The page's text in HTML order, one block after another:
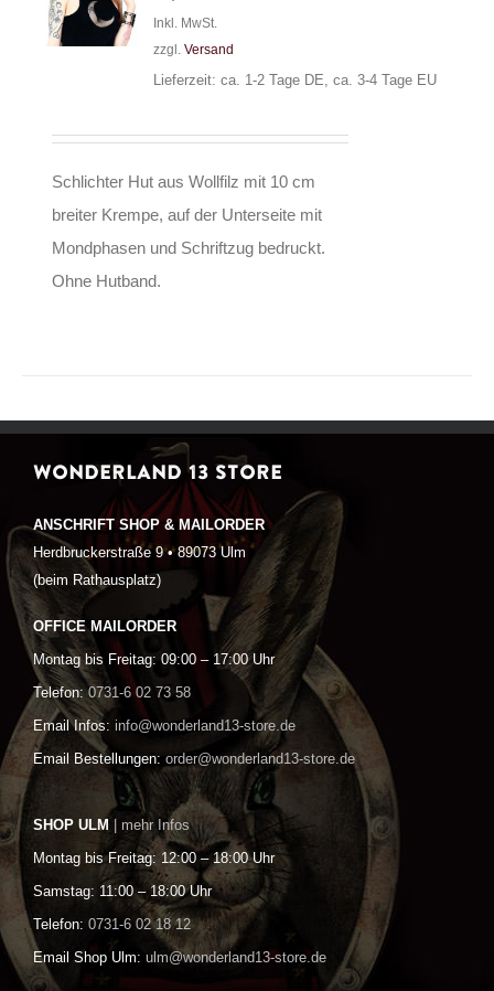
Inkl. MwSt.
zzgl.Versand
Lieferzeit: ca. 1-2 Tage DE, ca. 3-4 Tage EU
Schlichter Hut aus Wollfilz mit 10 cm
breiter Krempe, auf der Unterseite mit
Mondphasen und Schriftzug bedruckt.
Ohne Hutband.
WONDERLAND 13 STORE
ANSCHRIFT SHOP & MAILORDER
Herdbruckerstraße 9 • 89073 Ulm
(beim Rathausplatz)
OFFICE MAILORDER
Montag bis Freitag: 09:00 – 17:00 Uhr
Telefon: 0731-6 02 73 58
Email Infos: info@wonderland13-store.de
Email Bestellungen: order@wonderland13-store.de
SHOP ULM | mehr Infos
Montag bis Freitag: 12:00 – 18:00 Uhr
Samstag: 11:00 – 18:00 Uhr
Telefon: 0731-6 02 18 12
Email Shop Ulm: ulm@wonderland13-store.de